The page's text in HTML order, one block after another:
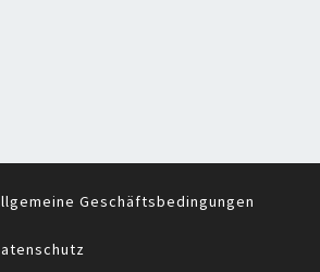
Geschäftsbedingungen